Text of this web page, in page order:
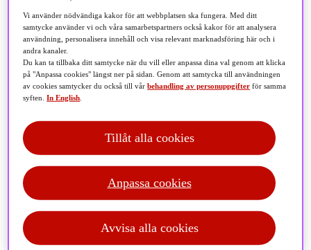
I marknadsrapporten för juni 2026 beskriver Storebrand
Asset Management ett fortsatt relativt starkt
marknadsläge, med fokus på aktiemarknadernas
Vi använder nödvändiga kakor för att webbplatsen ska fungera. Med ditt
samtycke använder vi och våra samarbetspartners också kakor för att analysera
användning, personalisera innehåll och visa relevant marknadsföring här och i
andra kanaler.
Du kan ta tillbaka ditt samtycke när du vill eller anpassa dina val genom att klicka
på "Anpassa cookies" längst ner på sidan. Genom att samtycka till användningen
av cookies samtycker du också till vårbehandling av personuppgifter för samma
syften.In English
Anpassa cookies
Avvisa alla cookies
Tillåt alla cookies